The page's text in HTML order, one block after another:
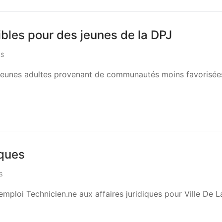
pour des jeunes de la DPJ
adultes provenant de communautés moins
Technicien.ne aux affaires juridiques pour Ville De